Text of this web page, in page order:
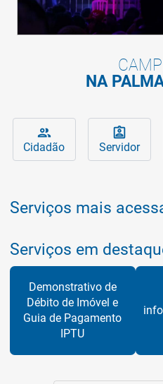
NA
people
Cidadão
Serviços da Prefeitura
assignment_ind
Servidor
Serviços mais
Serviços em
Demonstrativo de
Débito de Imóvel e
Guia de Pagamento
IPTU